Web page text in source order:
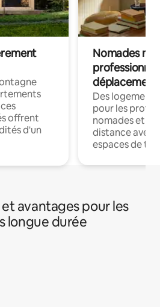
offrent
d'un
Nomades
déplacement
Des
pour les
nomades et
distance avec
espaces de
avantages pour les
longue durée